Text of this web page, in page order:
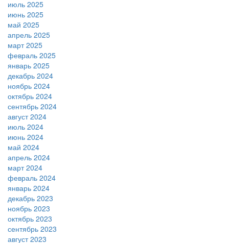
июль 2025
июнь 2025
май 2025
апрель 2025
март 2025
февраль 2025
январь 2025
декабрь 2024
ноябрь 2024
октябрь 2024
сентябрь 2024
август 2024
июль 2024
июнь 2024
май 2024
апрель 2024
март 2024
февраль 2024
январь 2024
декабрь 2023
ноябрь 2023
октябрь 2023
сентябрь 2023
август 2023